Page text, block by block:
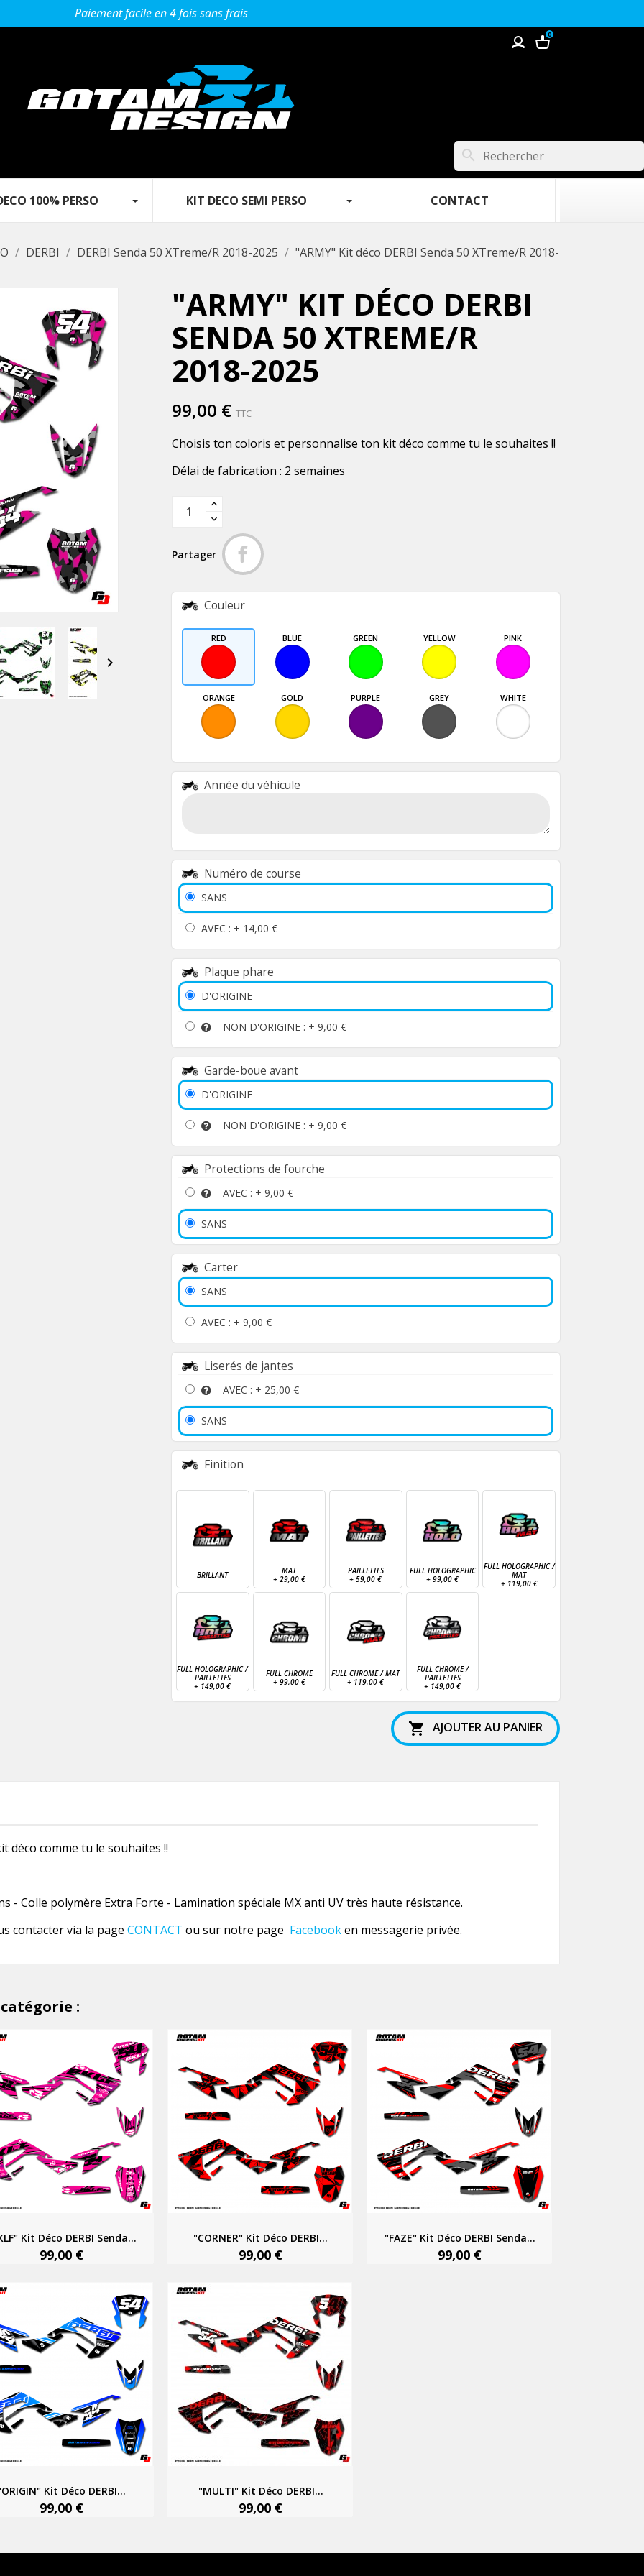
Paiement facile en 4 fois sans frais
0
search
100% PERSO‎ KIT DECO SEMI PERSO‎ ‎ ‎‎ ‎ ‎ ‎ ‎ ‎ ‎ ‎‎ ‎ ‎ ‎ ‎ ‎ ‎ ‎‎ ‎ ‎ ‎ ‎ ‎ ‎ ‎ ‎ ‎ ‎ ‎ ‎ ‎ CONTACT‎ ‎ ‎ ‎ ‎ ‎ ‎ ‎ ‎ ‎ ‎ ‎ ‎ ‎ ‎‎ ‎ ‎‎ ‎‎ ‎
DERBI DERBI Senda 50 XTreme/R 2018-2025 "ARMY" Kit déco DERBI Senda 50 XTreme/R 2018-

"ARMY" KIT DÉCO DERBI
SENDA 50 XTREME/R
2018-2025
99,00 € TTC
Choisis ton coloris et personnalise ton kit déco comme tu le souhaites !!
Délai de fabrication : 2 semaines
Partager
Couleur
RED BLUE GREEN YELLOW PINK
ORANGE GOLD PURPLE GREY WHITE
Année du véhicule
Numéro de course
SANS
AVEC : + 14,00 €
Plaque phare
D'ORIGINE
NON D'ORIGINE : + 9,00 €
Garde-boue avant
D'ORIGINE
NON D'ORIGINE : + 9,00 €
Protections de fourche
AVEC : + 9,00 €
SANS
Carter
SANS
AVEC : + 9,00 €
Liserés de jantes
AVEC : + 25,00 €
SANS
Finition
BRILLANT
MAT
+ 29,00 €
PAILLETTES
+59,00 €
FULL HOLOGRAPHIC
+99,00 €
FULL HOLOGRAPHIC /
MAT
+ 119,00 €
FULL HOLOGRAPHIC /
PAILLETTES
+ 149,00 €
FULL CHROME
+ 99,00 €
FULL CHROME / MAT
+ 119,00 €
FULL CHROME /
PAILLETTES
+ 149,00 €
 AJOUTER AU PANIER
déco comme tu le souhaites !!
- Colle polymère Extra Forte - Lamination spéciale MX anti UV très haute résistance.
contacter via la page CONTACT ou sur notre page Facebooken messagerie privée.
:
Kit Déco DERBI Senda...
99,00 €
"CORNER" Kit Déco DERBI...
99,00 €
"FAZE" Kit Déco DERBI Senda...
99,00 €
Kit Déco DERBI...
99,00 €
"MULTI" Kit Déco DERBI...
99,00 €